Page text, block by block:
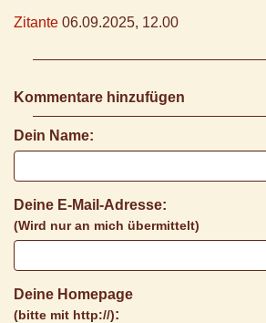
Zitante 06.09.2025, 12.00
Kommentare hinzufügen
Dein Name:
Deine E-Mail-Adresse:
(Wird nur an mich übermittelt)
Deine Homepage
(bitte mit http://):